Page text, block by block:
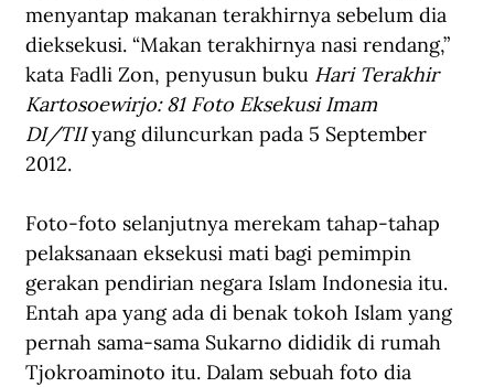
menyantap makanan terakhirnya sebelum dia
dieksekusi. “Makan terakhirnya nasi rendang,”
kata Fadli Zon, penyusun buku Hari Terakhir
Kartosoewirjo: 81 Foto Eksekusi Imam
DI/TII yang diluncurkan pada 5 September
2012.
Foto-foto selanjutnya merekam tahap-tahap
pelaksanaan eksekusi mati bagi pemimpin
gerakan pendirian negara Islam Indonesia itu.
Entah apa yang ada di benak tokoh Islam yang
pernah sama-sama Sukarno dididik di rumah
Tjokroaminoto itu. Dalam sebuah foto dia